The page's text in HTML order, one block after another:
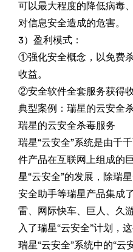
可以最大程度的降低病毒
对信息安全造成的危害。
3）盈利模式：
①强化安全概念，以免费
收益。
②安全软件全套服务获得收
典型案例：瑞星的云安全
瑞星的云安全杀毒服务
瑞星“云安全”系统是由千
件产品在互联网上组成的
星“云安全”的发展，除瑞
安全助手等瑞星产品集成
雷、网际快车、巨人、久
入了瑞星“云安全”计划，
瑞星“云安全”系统中的“云